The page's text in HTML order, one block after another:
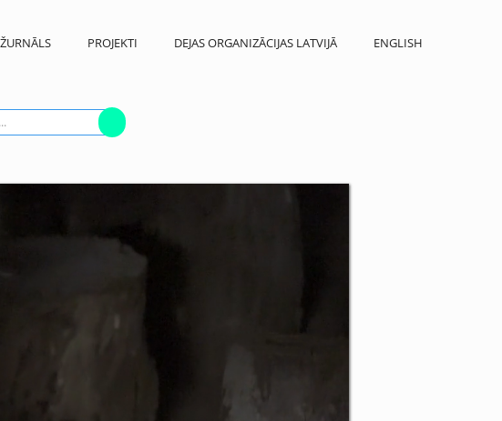
ŽURNĀLS PROJEKTI DEJAS ORGANIZĀCIJAS LATVIJĀ ENGLISH